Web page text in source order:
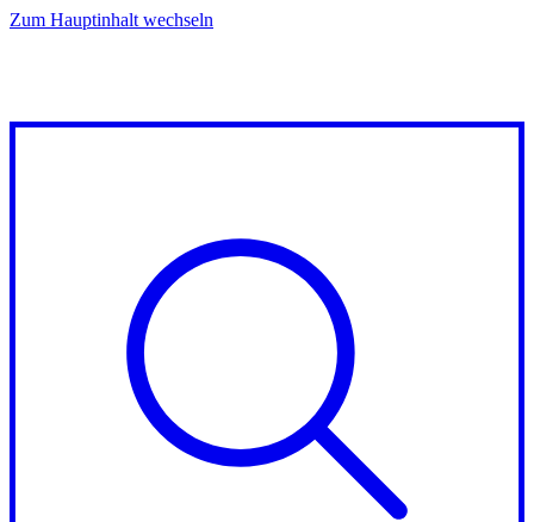
Zum Hauptinhalt wechseln